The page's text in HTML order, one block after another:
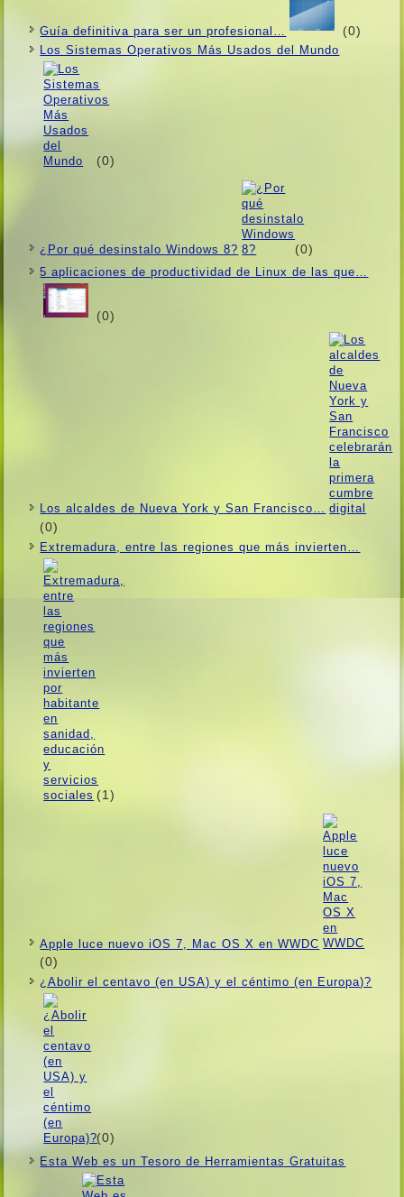
Guí­a definitiva para ser un profesional… (0)
Los Sistemas Operativos Más Usados ​​del Mundo
(0)
¿Por qué desinstalo Windows 8? (0)
5 aplicaciones de productividad de Linux de las que…
(0)
Los alcaldes de Nueva York y San Francisco…
(0)
Extremadura, entre las regiones que más invierten…
(1)
Apple luce nuevo iOS 7, Mac OS X en WWDC
(0)
¿Abolir el centavo (en USA) y el céntimo (en Europa)?
(0)
Esta Web es un Tesoro de Herramientas Gratuitas